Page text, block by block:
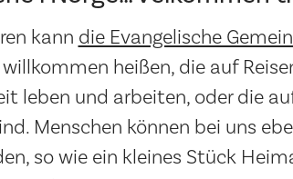
kann die Evangelische
heißen, die auf
leben und arbeiten, oder die
Menschen können bei uns
so wie ein kleines Stück